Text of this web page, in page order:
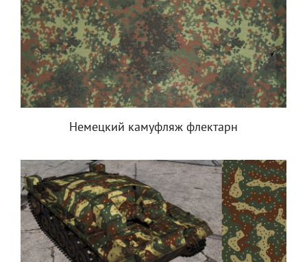
Немецкий камуфляж флектарн